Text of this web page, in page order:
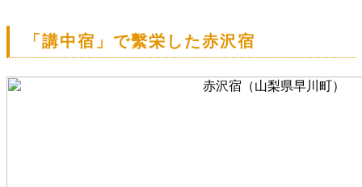
「講中宿」で繫栄した赤沢宿